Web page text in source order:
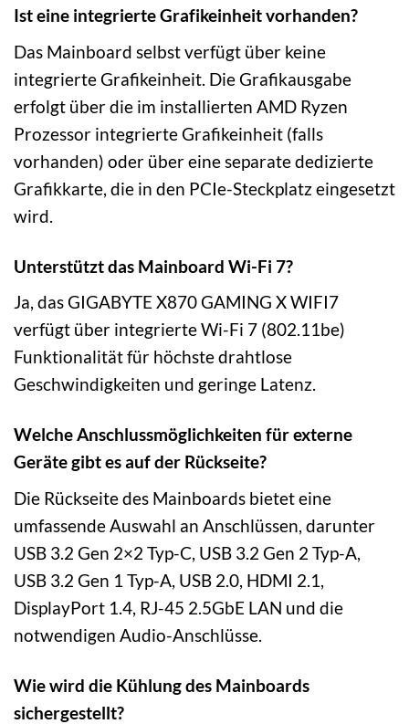
Ist eine integrierte Grafikeinheit vorhanden?
Das Mainboard selbst verfügt über keine
integrierte Grafikeinheit. Die Grafikausgabe
erfolgt über die im installierten AMD Ryzen
Prozessor integrierte Grafikeinheit (falls
vorhanden) oder über eine separate dedizierte
Grafikkarte, die in den PCIe-Steckplatz eingesetzt
wird.
Unterstützt das Mainboard Wi-Fi 7?
Ja, das GIGABYTE X870 GAMING X WIFI7
verfügt über integrierte Wi-Fi 7 (802.11be)
Funktionalität für höchste drahtlose
Geschwindigkeiten und geringe Latenz.
Welche Anschlussmöglichkeiten für externe
Geräte gibt es auf der Rückseite?
Die Rückseite des Mainboards bietet eine
umfassende Auswahl an Anschlüssen, darunter
USB 3.2 Gen 2×2 Typ-C, USB 3.2 Gen 2 Typ-A,
USB 3.2 Gen 1 Typ-A, USB 2.0, HDMI 2.1,
DisplayPort 1.4, RJ-45 2.5GbE LAN und die
notwendigen Audio-Anschlüsse.
Wie wird die Kühlung des Mainboards
sichergestellt?